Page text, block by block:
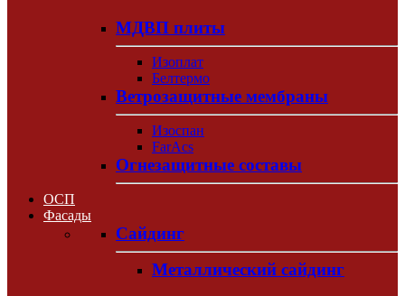
МДВП плиты
Изоплат
Белтермо
Ветрозащитные мембраны
Изоспан
FarAcs
Огнезащитные составы
ОСП
Фасады
Сайдинг
Металлический сайдинг